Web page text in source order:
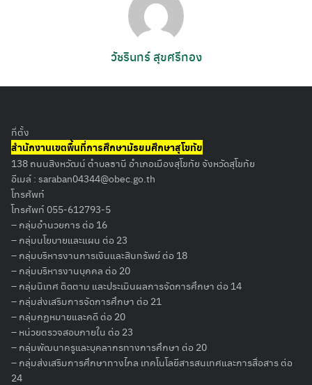
Search
วัชรินทร์ สุขศรีทอง
ที่ตั้ง
สำนักงานเขตพื้นที่การศึกษามัธยมศึกษาสุโขทัย
138 ถนนสิงหวัฒน์ ตำบลธานี อำเภอเมืองสุโขทัย จังหวัดสุโขทัย
อีเมล์ : saraban04344@obec.go.th
โทรศัพท์
โทรศัพท์ 055-612793-5
– กลุ่มอำนวยการ ต่อ 16
– กลุ่มนโยบายและแผน ต่อ 23
– กลุ่มบริหารงานการเงินและสินทรัพย์ ต่อ 18
– กลุ่มบริหารงานบุคคล ต่อ 20
– กลุ่มนิเทศ ติดตาม และประเมินผลการจัดการศึกษา ต่อ 14
– กลุ่มส่งเสริมการจัดการศึกษา ต่อ 21
– กลุ่มกฏหมายและคดี ต่อ 20
– หน่วยตรวจสอบภายใน ต่อ 23
– กลุ่มพัฒนาครูและบุคลากรทางการศึกษา ต่อ 20
– กลุ่มส่งเสริมการศึกษาทางไกล เทคโนโลยีสารสนเทศและการสื่อสาร ต่อ
24